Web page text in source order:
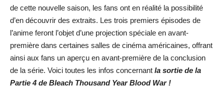
de cette nouvelle saison, les fans ont en réalité la possibilité
d’en découvrir des extraits. Les trois premiers épisodes de
l’anime feront l’objet d’une projection spéciale en avant-
première dans certaines salles de cinéma américaines, offrant
ainsi aux fans un aperçu en avant-première de la conclusion
de la série. Voici toutes les infos concernant la sortie de la
Partie 4 de Bleach Thousand Year Blood War !